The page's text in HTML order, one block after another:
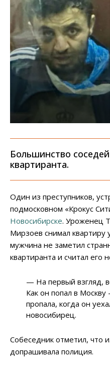
Большинство
квартиранта.
Один из преступников,
подмосковном «Крокус
Новосибирске. Уроженец
Мирзоев снимал квартиру
мужчина не заметил
квартиранта и считал его
— На первый взгляд,
Как он попал в
пропала, когда он
новосибирец.
Собеседник отметил, что
допрашивала полиция.